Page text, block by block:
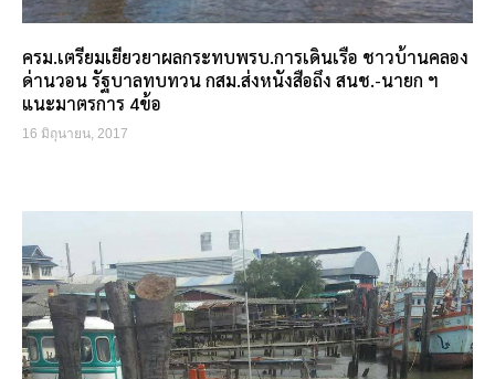
ครม.เตรียมเยียวยาผลกระทบพรบ.การเดินเรือ ชาวบ้านคลอง
ด่านวอน รัฐบาลทบทวน กสม.ส่งหนังสือถึง สนช.-นายก ฯ
แนะมาตรการ 4ข้อ
16 มิถุนายน, 2017